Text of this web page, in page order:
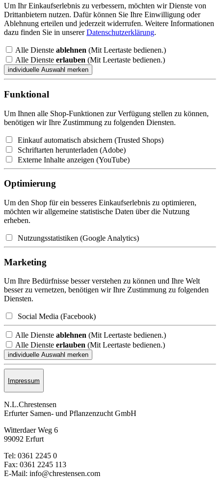
Um Ihr Einkaufserlebnis zu verbessern, möchten wir Dienste von
Drittanbietern nutzen. Dafür können Sie Ihre Einwilligung oder
Ablehnung erteilen und jederzeit widerrufen. Weitere Informationen
dazu finden Sie in unsererDatenschutzerklärung.
Alle Dienste ablehnen (Mit Leertaste bedienen.)
Alle Dienste erlauben (Mit Leertaste bedienen.)
Funktional
Um Ihnen alle Shop-Funktionen zur Verfügung stellen zu können,
benötigen wir Ihre Zustimmung zu folgenden Diensten.
Einkauf automatisch absichern (Trusted Shops)
Schriftarten herunterladen (Adobe)
Externe Inhalte anzeigen (YouTube)
Optimierung
Um den Shop für ein besseres Einkaufserlebnis zu optimieren,
möchten wir allgemeine statistische Daten über die Nutzung
erheben.
Nutzungsstatistiken (Google Analytics)
Marketing
Um Ihre Bedürfnisse besser verstehen zu können und Ihre Welt
besser zu vernetzen, benötigen wir Ihre Zustimmung zu folgenden
Diensten.
Social Media (Facebook)
Alle Dienste ablehnen (Mit Leertaste bedienen.)
Alle Dienste erlauben (Mit Leertaste bedienen.)
Impressum
N.L.Chrestensen
Erfurter Samen- und Pflanzen­zucht GmbH
Witterdaer Weg 6
99092 Erfurt
Tel: 0361 2245 0
Fax: 0361 2245 113
E-Mail: info@chrestensen.com